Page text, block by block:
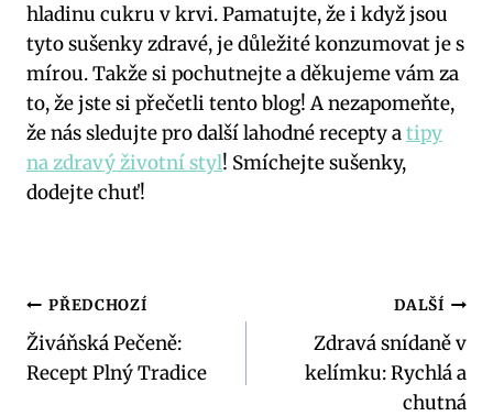
hladinu cukru v krvi. Pamatujte, že i když jsou
tyto sušenky zdravé, je důležité konzumovat je s
mírou. Takže si pochutnejte a děkujeme vám za
to, že jste si přečetli tento blog! A nezapomeňte,
že nás sledujte pro další lahodné recepty atipy
na zdravý životní styl! Smíchejte sušenky,
dodejte chuť!
Navigace
pro
PŘEDCHOZÍ
Živáňská Pečeně:
Recept Plný Tradice
DALŠÍ
Zdravá snídaně v
kelímku: Rychlá a
chutná